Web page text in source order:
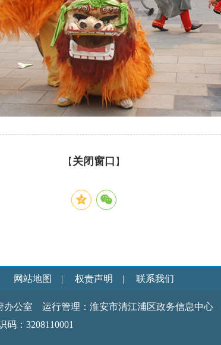
【 关闭窗口 】
网站地图 | 权责声明 | 联系我们
办公室 运行管理：淮安市清江浦区政务信息中心
3208110001